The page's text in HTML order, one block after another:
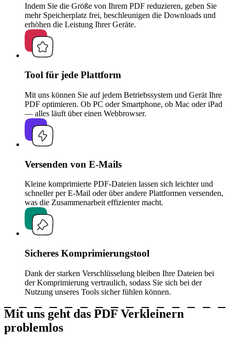
Indem Sie die Größe von Ihrem PDF reduzieren, geben Sie
mehr Speicherplatz frei, beschleunigen die Downloads und
erhöhen die Leistung Ihrer Geräte.
Tool für jede Plattform
Mit uns können Sie auf jedem Betriebssystem und Gerät Ihre
PDF optimieren. Ob PC oder Smartphone, ob Mac oder iPad
— alles läuft über einen Webbrowser.
Versenden von E-Mails
Kleine komprimierte PDF-Dateien lassen sich leichter und
schneller per E-Mail oder über andere Plattformen versenden,
was die Zusammenarbeit effizienter macht.
Sicheres Komprimierungstool
Dank der starken Verschlüsselung bleiben Ihre Dateien bei
der Komprimierung vertraulich, sodass Sie sich bei der
Nutzung unseres Tools sicher fühlen können.
Mit uns geht das PDF Verkleinern
problemlos